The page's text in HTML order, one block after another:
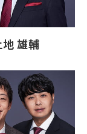
地 雄輔